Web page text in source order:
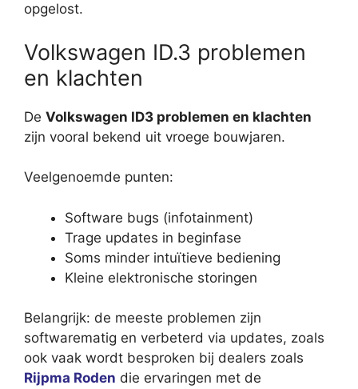
opgelost.
Volkswagen ID.3 problemen
en klachten
De Volkswagen ID3 problemen en klachten
zijn vooral bekend uit vroege bouwjaren.
Veelgenoemde punten:
Software bugs (infotainment)
Trage updates in beginfase
Soms minder intuïtieve bediening
Kleine elektronische storingen
Belangrijk: de meeste problemen zijn
softwarematig en verbeterd via updates, zoals
ook vaak wordt besproken bij dealers zoals
Rijpma Roden die ervaringen met de